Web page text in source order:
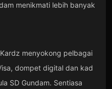
menikmati lebih banyak
menyokong pelbagai
dompet digital dan kad
SD Gundam. Sentiasa